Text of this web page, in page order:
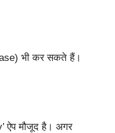
भी कर सकते हैं।
ऐप मौजूद है। अगर